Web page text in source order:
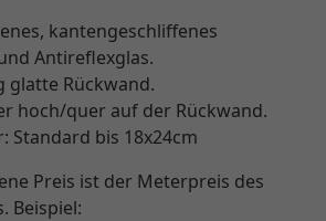
kantengeschliffenes
Antireflexglas.
glatte Rückwand.
hoch/quer auf der Rückwand.
Standard bis 18x24cm
Preis ist der Meterpreis des
Beispiel: